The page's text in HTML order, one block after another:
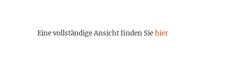
Eine vollständige Ansicht finden Siehier